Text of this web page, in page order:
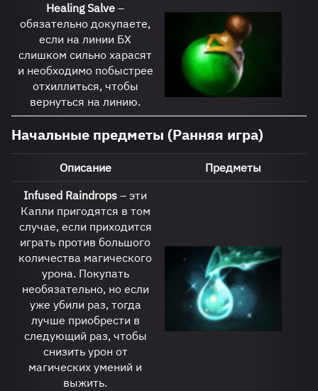
Healing Salve –
обязательно докупаете,
если на линии БХ
слишком сильно харасят
и необходимо побыстрее
отхиллиться, чтобы
вернуться на линию.
Начальные предметы (Ранняя игра)
Описание
Предметы
Infused Raindrops – эти
Капли пригодятся в том
случае, если приходится
играть против большого
количества магического
урона. Покупать
необязательно, но если
уже убили раз, тогда
лучше приобрести в
следующий раз, чтобы
снизить урон от
магических умений и
выжить.